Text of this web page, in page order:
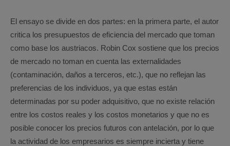
El ensayo se divide en dos partes: en la primera parte, el autor
critica los presupuestos de eficiencia del mercado que toman
como base los austriacos. Robin Cox sostiene que los precios
de mercado no toman en cuenta las externalidades
(contaminación, daños a terceros, etc.), que no reflejan las
preferencias de los individuos, ya que estas están
determinadas por su poder adquisitivo, que no existe relación
entre los costos reales y los costos monetarios y que no es
posible conocer los precios futuros con antelación, por lo que
la actividad de los empresarios es siempre incierta y tiene